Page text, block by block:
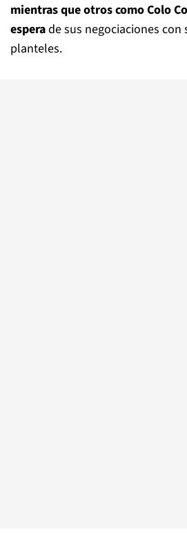
mientras que otros como Colo
esperade sus negociaciones con
planteles.